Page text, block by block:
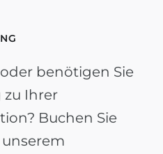
benötigen Sie
zu Ihrer
Buchen Sie